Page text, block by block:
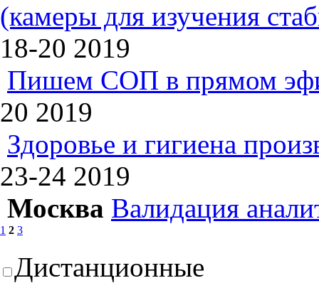
(камеры для изучения
18-20 2019
Пишем СОП в прямом
20 2019
Здоровье и гигиена
23-24 2019
Москва Валидация
1 2 3
Дистанционные